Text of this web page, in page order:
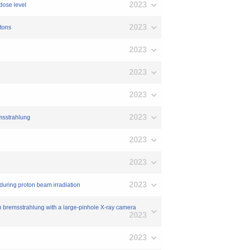
level 2023
2023
2023
2023
2023
2023
2023
2023
proton beam irradiation 2023
with a large-pinhole X-ray camera
2023
2023